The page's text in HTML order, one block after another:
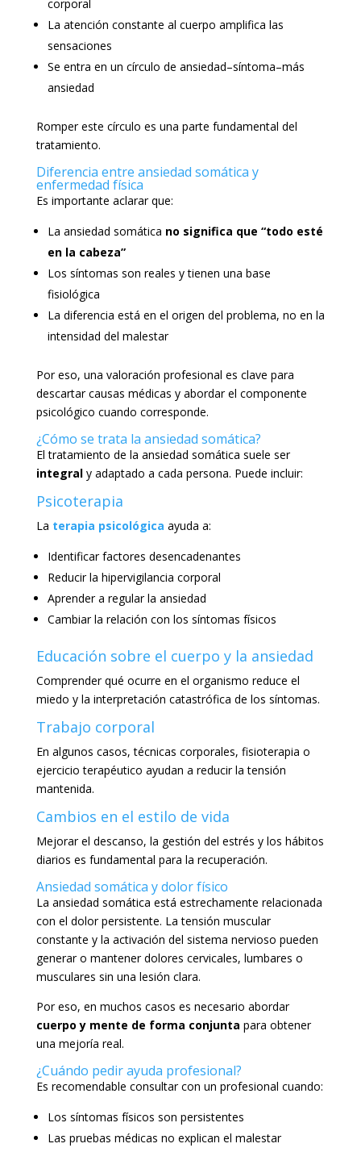
corporal
La atención constante al cuerpo amplifica las
sensaciones
Se entra en un círculo de ansiedad–síntoma–más
ansiedad
Romper este círculo es una parte fundamental del
tratamiento.
Diferencia entre ansiedad somática y
enfermedad física
Es importante aclarar que:
La ansiedad somática no significa que “todo esté
en la cabeza”
Los síntomas son reales y tienen una base
fisiológica
La diferencia está en el origen del problema, no en la
intensidad del malestar
Por eso, una valoración profesional es clave para
descartar causas médicas y abordar el componente
psicológico cuando corresponde.
¿Cómo se trata la ansiedad somática?
El tratamiento de la ansiedad somática suele ser
integraly adaptado a cada persona. Puede incluir:
Psicoterapia
La terapia psicológica ayuda a:
Identificar factores desencadenantes
Reducir la hipervigilancia corporal
Aprender a regular la ansiedad
Cambiar la relación con los síntomas físicos
Educación sobre el cuerpo y la ansiedad
Comprender qué ocurre en el organismo reduce el
miedo y la interpretación catastrófica de los síntomas.
Trabajo corporal
En algunos casos, técnicas corporales, fisioterapia o
ejercicio terapéutico ayudan a reducir la tensión
mantenida.
Cambios en el estilo de vida
Mejorar el descanso, la gestión del estrés y los hábitos
diarios es fundamental para la recuperación.
Ansiedad somática y dolor físico
La ansiedad somática está estrechamente relacionada
con el dolor persistente. La tensión muscular
constante y la activación del sistema nervioso pueden
generar o mantener dolores cervicales, lumbares o
musculares sin una lesión clara.
Por eso, en muchos casos es necesario abordar
cuerpo y mente de forma conjunta para obtener
una mejoría real.
¿Cuándo pedir ayuda profesional?
Es recomendable consultar con un profesional cuando:
Los síntomas físicos son persistentes
Las pruebas médicas no explican el malestar